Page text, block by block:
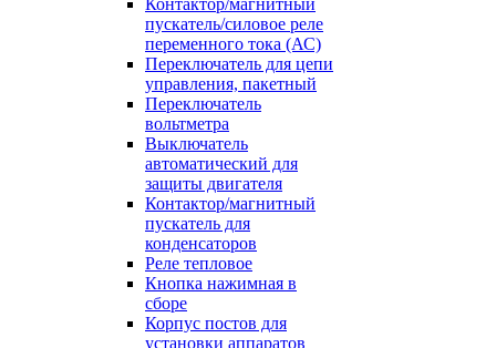
Контактор/магнитный
пускатель/силовое реле
переменного тока (АС)
Переключатель для цепи
управления, пакетный
Переключатель
вольтметра
Выключатель
автоматический для
защиты двигателя
Контактор/магнитный
пускатель для
конденсаторов
Реле тепловое
Кнопка нажимная в
сборе
Корпус постов для
установки аппаратов